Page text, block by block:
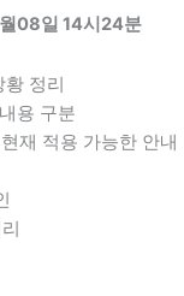
08일 14시24분
정리
용 구분
재 적용 가능한 안내